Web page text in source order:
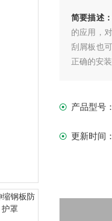
简要描述：
的应用，
刮屑板也
正确的安
产品型号：
更新时间：